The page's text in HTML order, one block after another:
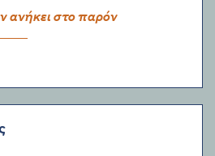
ανήκει στο παρόν